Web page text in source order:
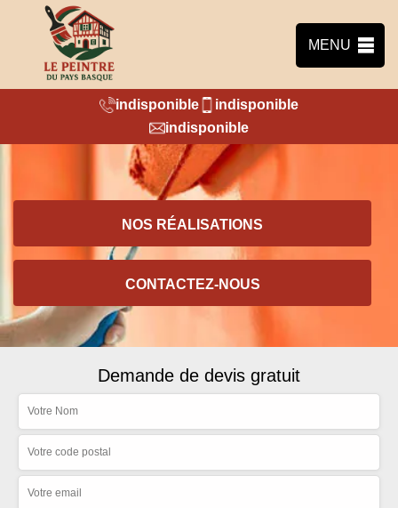
MENU
indisponible
indisponible
indisponible
NOS RÉALISATIONS
CONTACTEZ-NOUS
Demande de devis gratuit